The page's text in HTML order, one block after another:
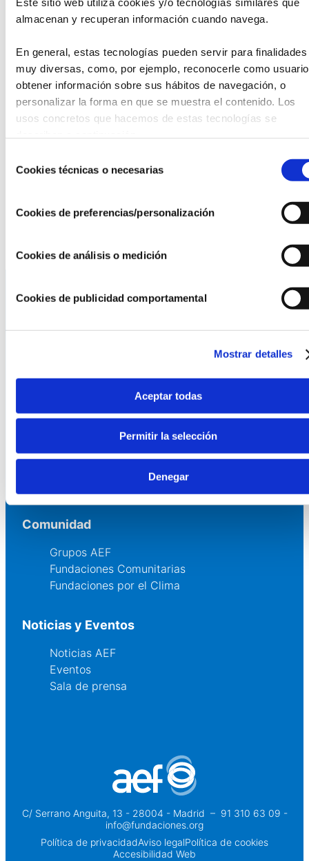
almacenan y recuperan información cuando navega.
En general, estas tecnologías pueden servir para finalidades
muy diversas, como, por ejemplo, reconocerle como
obtener información sobre sus hábitos de navegación, o
personalizar la forma en que se muestra el contenido. Los
usos concretos que hacemos de estas tecnologías se
deCookies técnicas o necesarias
Cookies de preferencias/personalización
Cookies de análisis o medición
Cookies de publicidad comportamental
Mostrar detalles
Aceptar todas
Permitir la selección
Denegar
Los avances en el campo de laMedicina Personalizada de
permitidomejorar la efectividad de las vacunas y realizar
abordajes más precisos y personalizados,no solo de
enfermedades infecciosas pero también oncológicas o
alérgicas, teniendo en cuenta las características
específicas y diferencias entre individuos, enfermedades y
agentes patógenos dando lugar a lasVacunas de
Asesoría
Convocatoria de Fundaciones
Comunidad
Grupos AEF
Fundaciones Comunitarias
Fundaciones por el Clima
Noticias y Eventos
Noticias AEF
Eventos
Sala de prensa
C/ Serrano Anguita, 13 - 28004 - Madrid – 91 310 63 09 -
info@fundaciones.org
Política de privacidadAviso legalPolítica de cookies
Accesibilidad Web